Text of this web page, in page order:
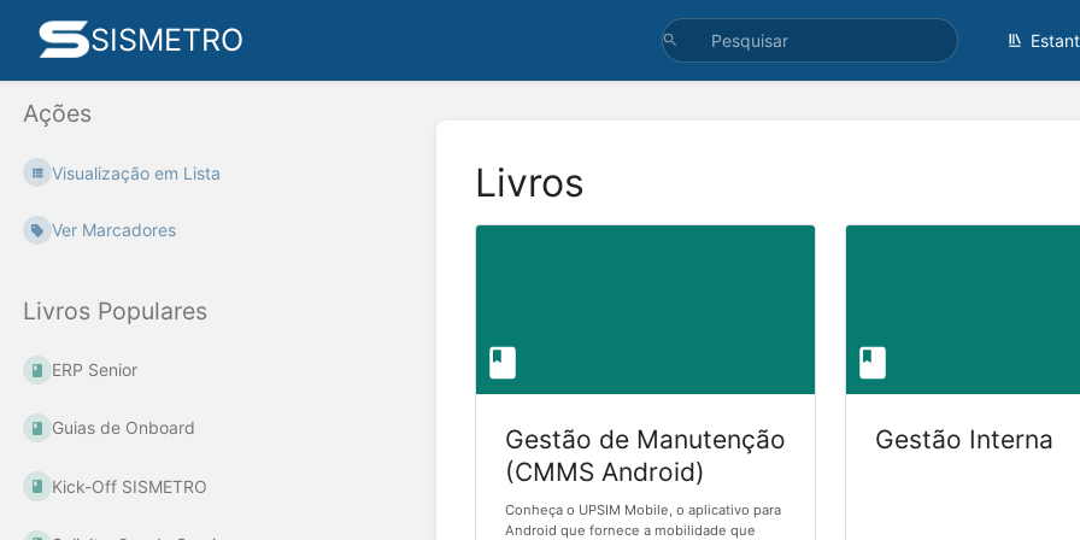
SISMETRO
Ações
Visualização em Lista
Ver Marcadores
Livros Populares
ERP Senior
Guias de Onboard
Kick-Off SISMETRO
Livros
Gestão de Manutenção
(CMMS Android)
Conheça o UPSIM Mobile, o aplicativo para
Android que fornece a mobilidade que
Gestão Interna